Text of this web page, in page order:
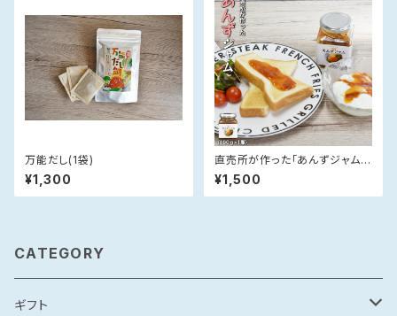
万能だし(1袋)
¥1,300
直売所が作った「あんずジャム」
(180g×1)
¥1,500
CATEGORY
ギフト